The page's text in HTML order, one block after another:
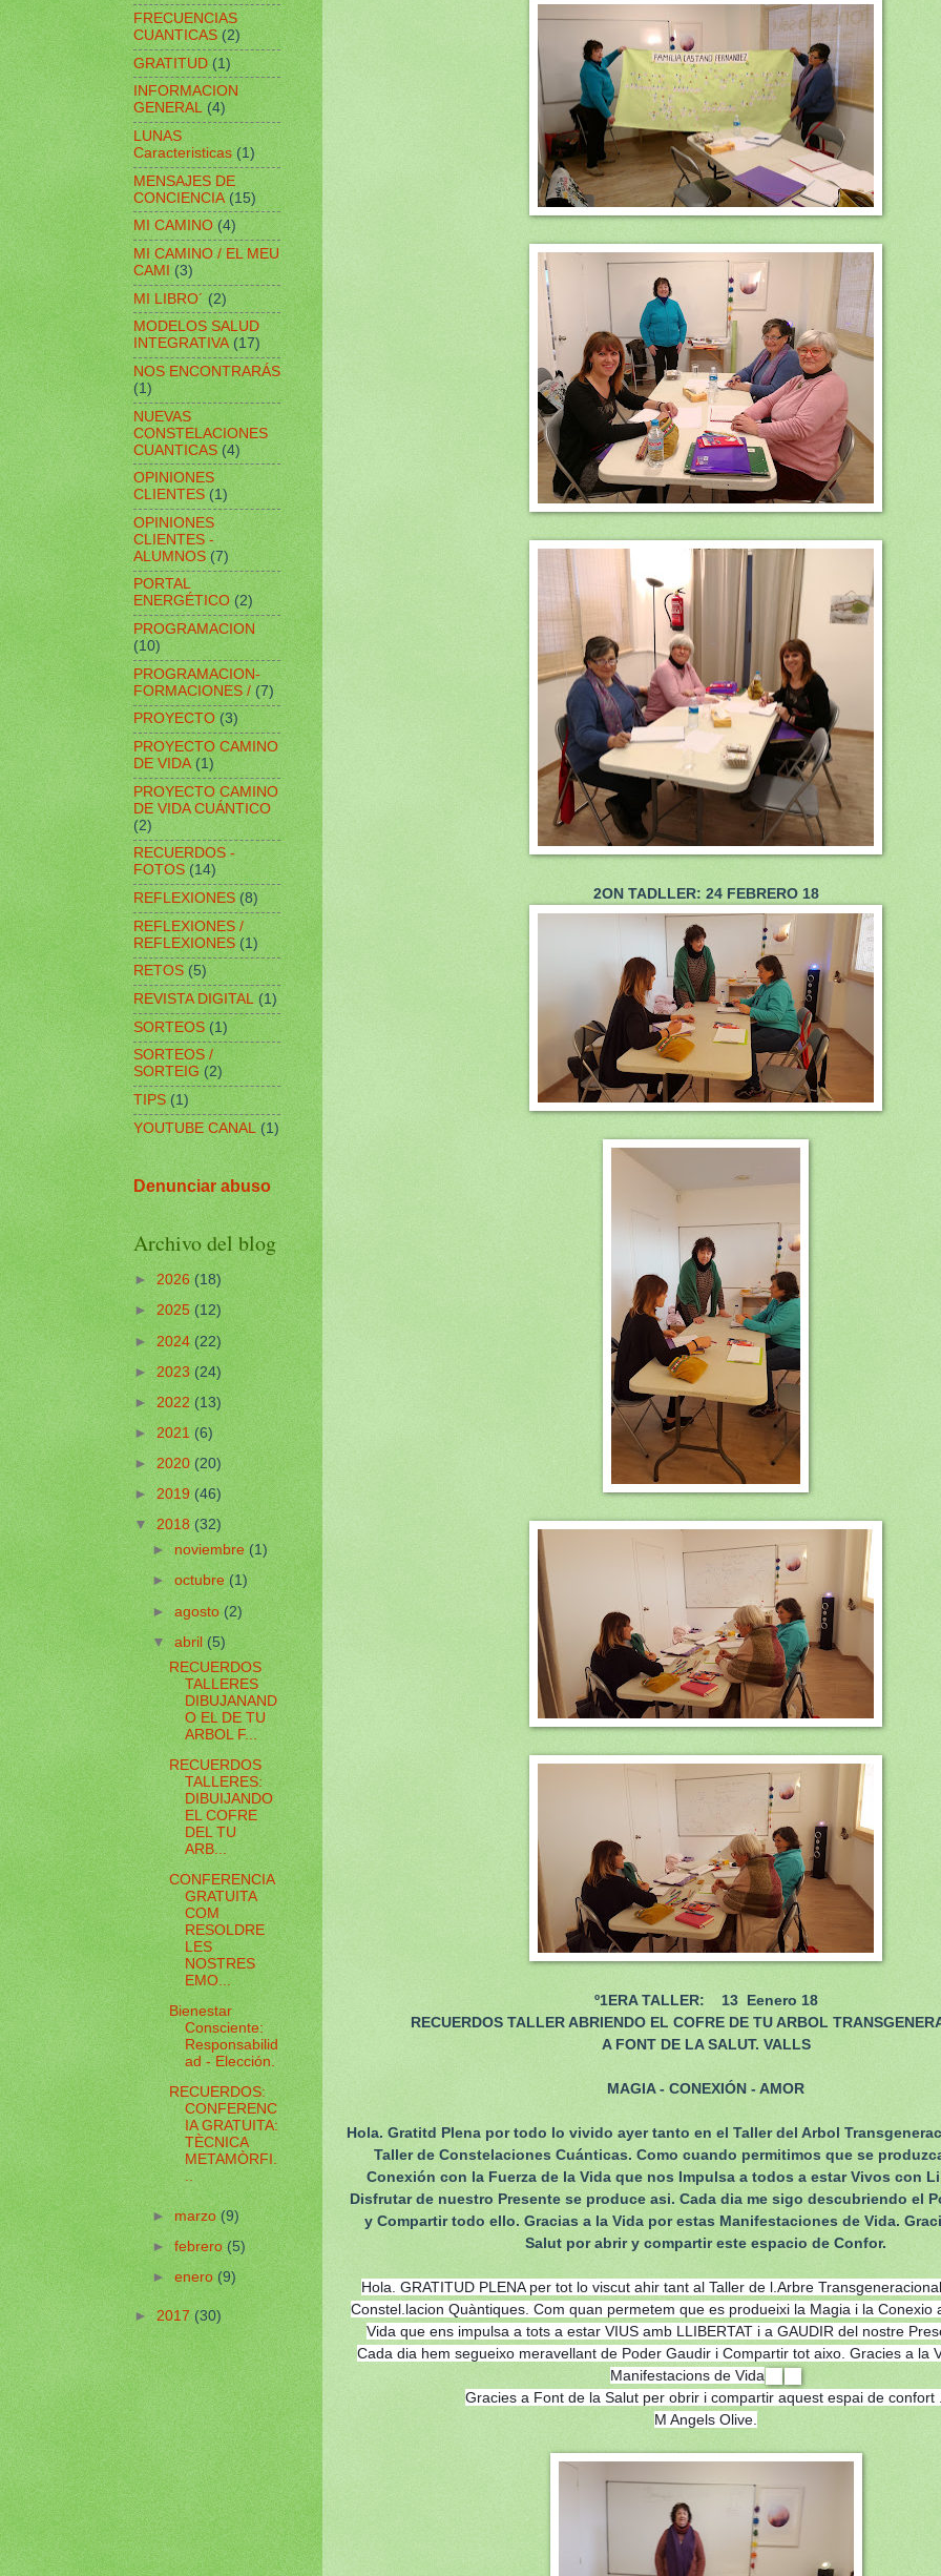
2ON TADLLER: 24 FEBRERO 18
º1ERA TALLER: 13 Eenero 18
RECUERDOS TALLER ABRIENDO EL COFRE DE TU ARBOL
A FONT DE LA SALUT. VALLS
MAGIA - CONEXIÓN - AMOR
Hola. Gratitd Plena por todo lo vivido ayer tanto en el Taller del Arbol
Taller de Constelaciones Cuánticas. Como cuando permitimos que se
Conexión con la Fuerza de la Vida que nos Impulsa a todos a estar Vivos con
Disfrutar de nuestro Presente se produce asi. Cada dia me sigo descubriendo el
y Compartir todo ello. Gracias a la Vida por estas Manifestaciones de Vida.
Salut por abrir y compartir este espacio de Confor.
Hola. GRATITUD PLENA per tot lo viscut ahir tant al Taller de l.Arbre
Constel.lacion Quàntiques. Com quan permetem que es produeixi la Magia i la Conexio
Vida que ens impulsa a tots a estar VIUS amb LLIBERTAT i a GAUDIR del nostre
Cada dia hem segueixo meravellant de Poder Gaudir i Compartir tot aixo. Gracies a la
Manifestacions de Vida
Gracies a Font de la Salut per obrir i compartir aquest espai de confort
M Angels Olive.
FRECUENCIAS
CUANTICAS (2)
GRATITUD (1)
INFORMACION
GENERAL (4)
LUNAS
Caracteristicas (1)
MENSAJES DE
CONCIENCIA (15)
MI CAMINO (4)
MI CAMINO / EL MEU
CAMI (3)
MI LIBRO´ (2)
MODELOS SALUD
INTEGRATIVA (17)
NOS ENCONTRARÁS
(1)
NUEVAS
CONSTELACIONES
CUANTICAS (4)
OPINIONES
CLIENTES (1)
OPINIONES
CLIENTES -
ALUMNOS (7)
PORTAL
ENERGÉTICO (2)
PROGRAMACION
(10)
PROGRAMACION-
FORMACIONES / (7)
PROYECTO (3)
PROYECTO CAMINO
DE VIDA (1)
PROYECTO CAMINO
DE VIDA CUÁNTICO
(2)
RECUERDOS -
FOTOS (14)
REFLEXIONES (8)
REFLEXIONES /
REFLEXIONES (1)
RETOS (5)
REVISTA DIGITAL (1)
SORTEOS (1)
SORTEOS /
SORTEIG (2)
TIPS (1)
YOUTUBE CANAL (1)
Denunciar abuso
Archivo del blog
►2026(18)
►2025(12)
►2024(22)
►2023(24)
►2022(13)
►2021(6)
►2020(20)
►2019(46)
▼2018(32)
►noviembre(1)
►octubre(1)
►agosto(2)
▼ abril(5)
RECUERDOS
TALLERES
DIBUJANAND
O EL DE TU
ARBOL F...
RECUERDOS
TALLERES:
DIBUIJANDO
EL COFRE
DEL TU
ARB...
CONFERENCIA
GRATUITA
COM
RESOLDRE
LES
NOSTRES
EMO...
Bienestar
Consciente:
Responsabilid
ad - Elección.
RECUERDOS:
CONFERENC
IA GRATUITA:
TÈCNICA
METAMÒRFI.
..
►marzo(9)
►febrero(5)
►enero (9)
►2017(30)